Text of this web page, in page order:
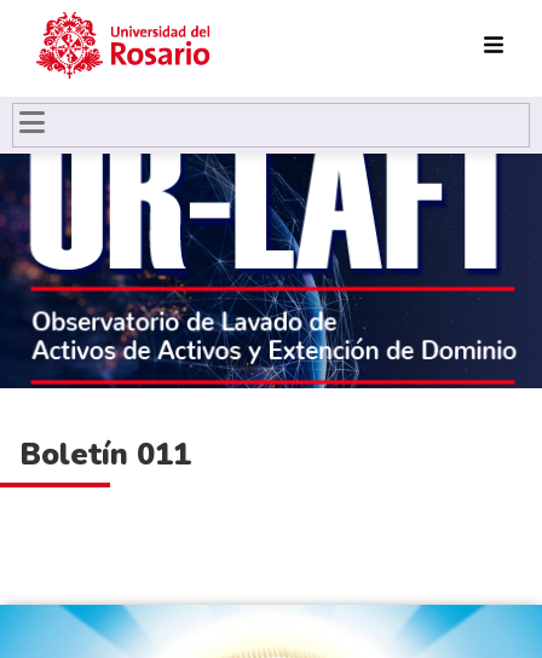
Pasar al contenido principal
Boletín 011